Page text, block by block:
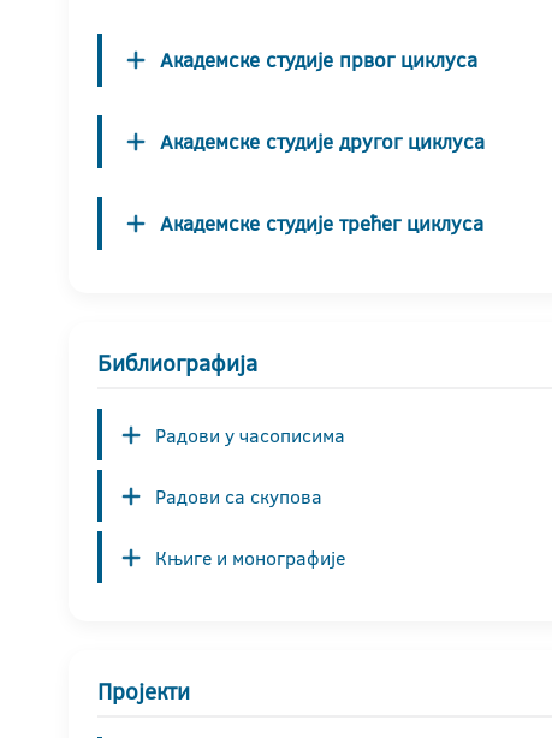
Академске студије првог циклуса
Академске студије другог циклуса
Академске студије трећег циклуса
Библиографија
Радови у часописима
Радови са скупова
Књиге и монографије
Пројекти